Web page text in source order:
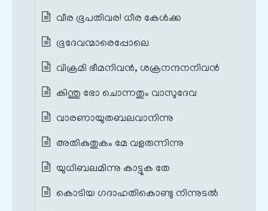
വീര ഭൂപതിവര! ധീര കേൾക്ക
ഭൂദേവന്മാരെപ്പോലെ
വിക്രമി ഭീമനിവൻ, ശക്രനന്ദനനിവൻ
കിന്തു ഭോ ചൊന്നതും വാസുദേവ
വാരണായുതബലവാനിന്നു
അതികുതുകം മേ വളരുന്നിന്നു
യുധിബലമിന്നു കാട്ടുക തേ
കൊടിയ ഗദാഹതികൊണ്ടു നിന്നുടൽ